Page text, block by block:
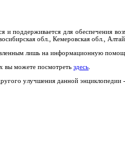
и поддерживается для обеспечения
обл., Кемеровская обл.,
лишь на информационную
вы можете посмотреть здесь
улучшения данной